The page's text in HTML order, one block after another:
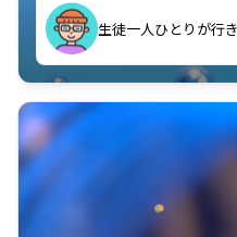
生徒一人ひとりが行
教室中の児童生徒が
ことが楽しい」を実